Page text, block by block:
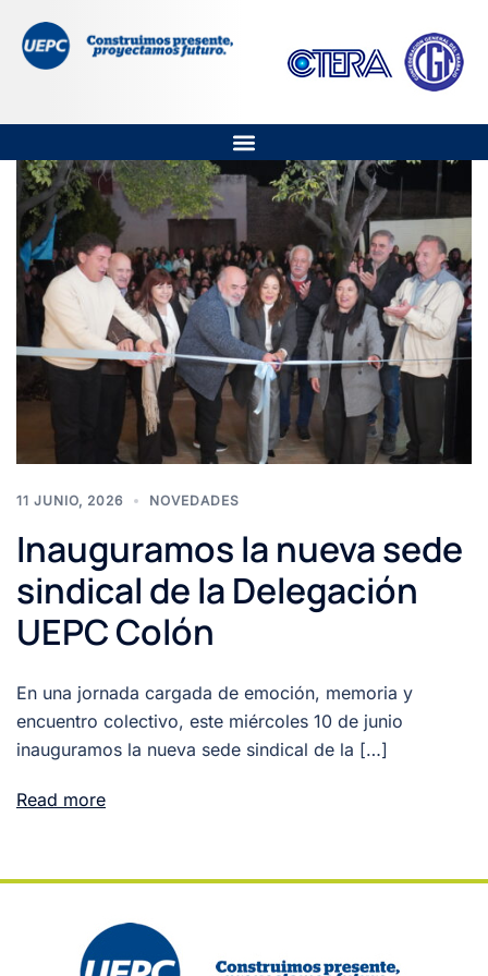
11 JUNIO, 2026 NOVEDADES
Inauguramos la nueva sede
sindical de la Delegación
UEPC Colón
En una jornada cargada de emoción, memoria y
encuentro colectivo, este miércoles 10 de junio
inauguramos la nueva sede sindical de la […]
Read more